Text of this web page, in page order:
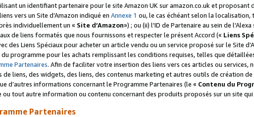
un identifiant partenaire pour le site Amazon UK sur amazon.co.uk et proposant
vers un Site d’Amazon indiqué en Annexe 1 ou, le cas échéant selon la
individuellement un « Site d’Amazon») ; ou (ii) l'ID de Partenaire au sein de
de liens formatés que nous fournissons et respecter le présent Accord (« Liens
des Liens Spéciaux pour acheter un article vendu ou un service proposé sur le Site
programme pour les achats remplissant les conditions requises, telles que
Partenaires. Afin de faciliter votre insertion des liens vers ces articles ou
liens, des widgets, des liens, des contenus marketing et autres outils de création
d’autres informations concernant le Programme Partenaires (le « Contenu du
tout autre information ou contenu concernant des produits proposés sur un site qui
Partenaires